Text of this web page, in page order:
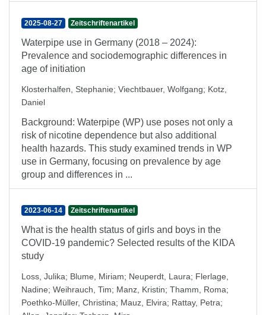
2025-08-27 Zeitschriftenartikel
Waterpipe use in Germany (2018 – 2024):
Prevalence and sociodemographic differences in
age of initiation
Klosterhalfen, Stephanie; Viechtbauer, Wolfgang; Kotz,
Daniel
Background: Waterpipe (WP) use poses not only a
risk of nicotine dependence but also additional
health hazards. This study examined trends in WP
use in Germany, focusing on prevalence by age
group and differences in ...
2023-06-14 Zeitschriftenartikel
What is the health status of girls and boys in the
COVID-19 pandemic? Selected results of the KIDA
study
Loss, Julika; Blume, Miriam; Neuperdt, Laura; Flerlage,
Nadine; Weihrauch, Tim; Manz, Kristin; Thamm, Roma;
Poethko-Müller, Christina; Mauz, Elvira; Rattay, Petra;